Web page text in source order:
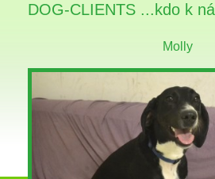
DOG-CLIENTS ...kdo k
Molly